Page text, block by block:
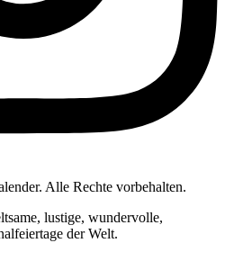
Alle Rechte vorbehalten.
lustige, wundervolle,
der Welt.